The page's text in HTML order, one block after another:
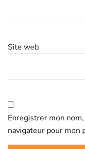
Site web
Enregistrer mon
navigateur pour mon